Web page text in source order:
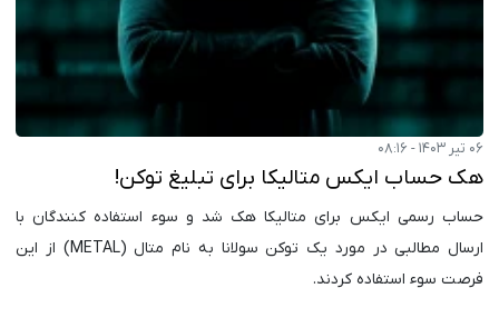
۰۶ تیر ۱۴۰۳ - ۰۸:۱۶
هک حساب ایکس متالیکا برای تبلیغ توکن!
حساب رسمی ایکس برای متالیکا هک شد و سوء استفاده کنندگان با
ارسال مطالبی در مورد یک توکن سولانا به نام متال (METAL) از این
فرصت سوء استفاده کردند.